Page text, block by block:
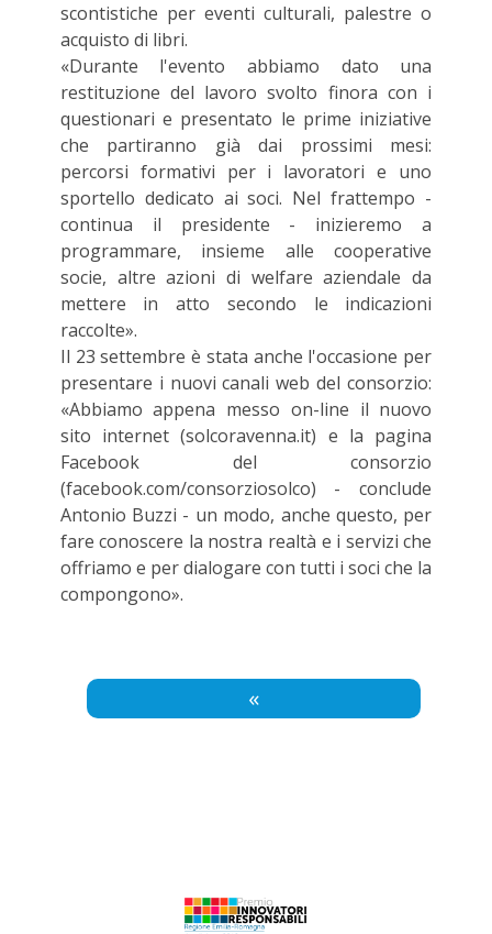
scontistiche per eventi culturali, palestre o
acquisto di libri.
«Durante l'evento abbiamo dato una
restituzione del lavoro svolto finora con i
questionari e presentato le prime iniziative
che partiranno già dai prossimi mesi:
percorsi formativi per i lavoratori e uno
sportello dedicato ai soci. Nel frattempo -
continua il presidente - inizieremo a
programmare, insieme alle cooperative
socie, altre azioni di welfare aziendale da
mettere in atto secondo le indicazioni
raccolte».
Il 23 settembre è stata anche l'occasione per
presentare i nuovi canali web del consorzio:
«Abbiamo appena messo on-line il nuovo
sito internet (solcoravenna.it) e la pagina
Facebook del consorzio
(facebook.com/consorziosolco) - conclude
Antonio Buzzi - un modo, anche questo, per
fare conoscere la nostra realtà e i servizi che
offriamo e per dialogare con tutti i soci che la
compongono».
«